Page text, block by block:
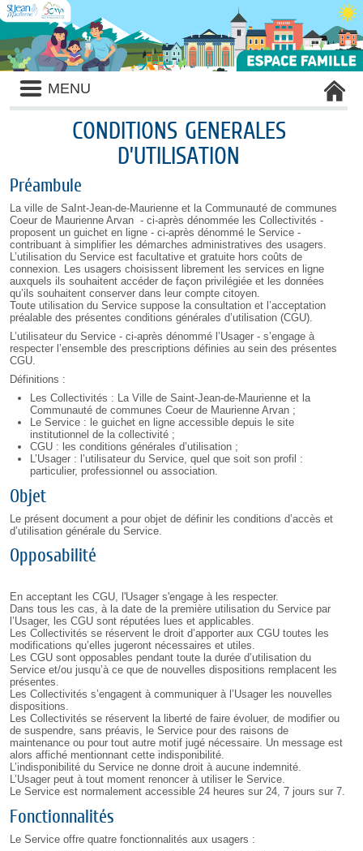
Liste
des
avertissements
MENU
CONDITIONS GENERALES
D’UTILISATION
Préambule
La ville de SaInt-Jean-de-Maurienne et la Communauté de communes
Coeur de Maurienne Arvan - ci-après dénommée les Collectivités -
proposent un guichet en ligne - ci-après dénommé le Service -
contribuant à simplifier les démarches administratives des usagers.
L’utilisation du Service est facultative et gratuite hors coûts de
connexion. Les usagers choisissent librement les services en ligne
auxquels ils souhaitent accéder de façon privilégiée et les données
qu’ils souhaitent conserver dans leur compte citoyen.
Toute utilisation du Service suppose la consultation et l’acceptation
préalable des présentes conditions générales d’utilisation (CGU).
L’utilisateur du Service - ci-après dénommé l’Usager - s’engage à
respecter l’ensemble des prescriptions définies au sein des présentes
CGU.
Définitions :
Les Collectivités : La Ville de Saint-Jean-de-Maurienne et la
Communauté de communes Coeur de Maurienne Arvan ;
Le Service : le guichet en ligne accessible depuis le site
institutionnel de la collectivité ;
CGU : les conditions générales d’utilisation ;
L’Usager : l’utilisateur du Service, quel que soit son profil :
particulier, professionnel ou association.
Objet
Le présent document a pour objet de définir les conditions d’accès et
d’utilisation générale du Service.
Opposabilité
En acceptant les CGU, l'Usager s'engage à les respecter.
Dans tous les cas, à la date de la première utilisation du Service par
l’Usager, les CGU sont réputées lues et applicables.
Les Collectivités se réservent le droit d’apporter aux CGU toutes les
modifications qu’elles jugeront nécessaires et utiles.
Les CGU sont opposables pendant toute la durée d’utilisation du
Service et/ou jusqu’à ce que de nouvelles dispositions remplacent les
présentes.
Les Collectivités s’engagent à communiquer à l’Usager les nouvelles
dispositions.
Les Collectivités se réservent la liberté de faire évoluer, de modifier ou
de suspendre, sans préavis, le Service pour des raisons de
maintenance ou pour tout autre motif jugé nécessaire. Un message est
alors affiché mentionnant cette indisponibilité.
L’indisponibilité du Service ne donne droit à aucune indemnité.
L’Usager peut à tout moment renoncer à utiliser le Service.
Le Service est normalement accessible 24 heures sur 24, 7 jours sur 7.
Fonctionnalités
Le Service offre quatre fonctionnalités aux usagers :